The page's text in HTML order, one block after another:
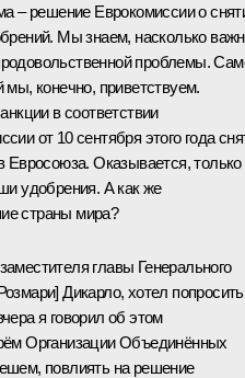
– решение Еврокомиссии о
Мы знаем, насколько
проблемы.
конечно, приветствуем.
в соответствии
от 10 сентября этого года
Евросоюза. Оказывается, только
удобрения. А как же
страны мира?
главы Генерального
Дикарло, хотел попросить
я говорил об этом
Организации Объединённых
повлиять на решение